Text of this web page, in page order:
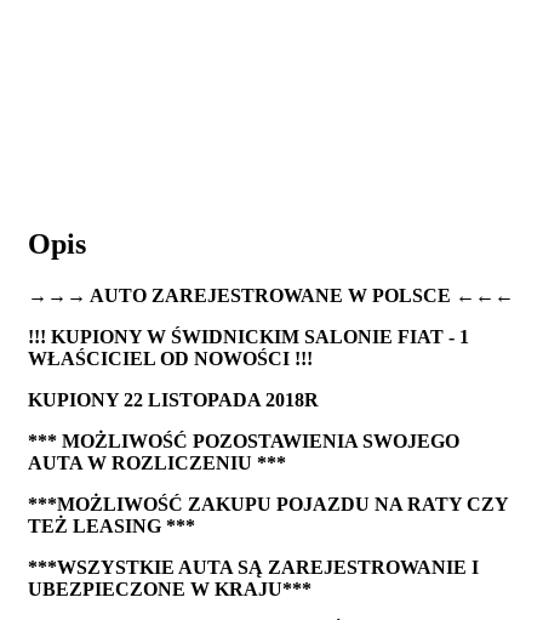
Opis
→→→ AUTO ZAREJESTROWANE W POLSCE ←←←
!!! KUPIONY W ŚWIDNICKIM SALONIE FIAT - 1
WŁAŚCICIEL OD NOWOŚCI !!!
KUPIONY 22 LISTOPADA 2018R
*** MOŻLIWOŚĆ POZOSTAWIENIA SWOJEGO
AUTA W ROZLICZENIU ***
***MOŻLIWOŚĆ ZAKUPU POJAZDU NA RATY CZY
TEŻ LEASING ***
***WSZYSTKIE AUTA SĄ ZAREJESTROWANIE I
UBEZPIECZONE W KRAJU***